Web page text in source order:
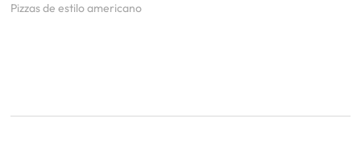
Pizzas de estilo americano